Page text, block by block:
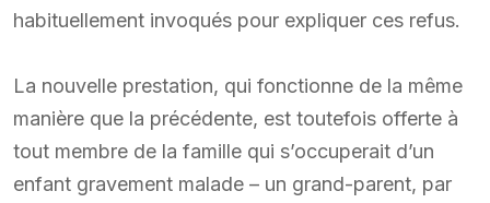
habituellement invoqués pour expliquer ces refus.
La nouvelle prestation, qui fonctionne de la même
manière que la précédente, est toutefois offerte à
tout membre de la famille qui s’occuperait d’un
enfant gravement malade – un grand-parent, par